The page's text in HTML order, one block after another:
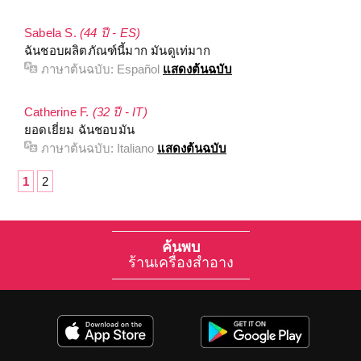
Sabela S. (44 ปี - ES)
ฉันชอบผลิตภัณฑ์นี้มาก มันดูเท่มาก
ภาษาต้นฉบับ: Español แสดงต้นฉบับ
Catherine F. (32 ปี - IT)
ยอดเยี่ยม ฉันชอบมัน
ภาษาต้นฉบับ: Italiano แสดงต้นฉบับ
1 2
ค้นพบ
ร้านเครื่องสำอาง